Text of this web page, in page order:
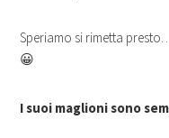
Speriamo si rimetta
😀
I suoi maglioni sono